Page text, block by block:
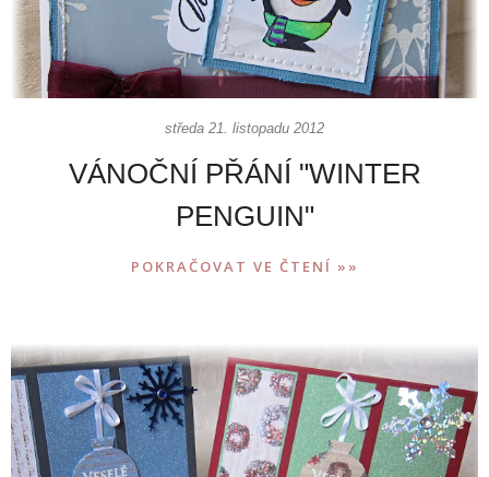
středa 21. listopadu 2012
VÁNOČNÍ PŘÁNÍ "WINTER
PENGUIN"
POKRAČOVAT VE ČTENÍ »»